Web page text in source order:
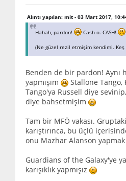
Alıntı yapılan: mit - 03 Mart 2017,
Hahah, pardon! Cash o. CASH!
(Ne güzel rezil etmişim kendimi. Keş
Benden de bir pardon! Aynı
yapmışım
Stallone Tango,
Tango'ya Russell diye
diye bahsetmişim
Tam bir MFÖ vakası.
karıştırınca, bu üçlü
onu Mazhar Alanson
Guardians of the Galaxy'ye
karışıklık yapmışız